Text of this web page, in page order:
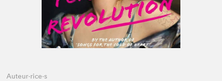
Auteur·rice·s